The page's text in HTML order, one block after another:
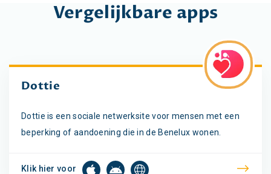
Vergelijkbare apps
Dottie
Dottie is een sociale netwerksite voor mensen met een
beperking of aandoening die in de Benelux wonen.
Klik hier voor